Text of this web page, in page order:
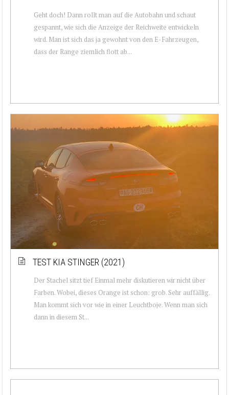
Geht doch! Dann rollt man auf die Autobahn und schaut
gespannt, wie sich die Anzeige der Reichweite entwickeln
wird. Man ist sich das ja gewohnt von den E-Fahrzeugen,
dass der Range ziemlich flott ab...
TEST KIA STINGER (2021)
Der Stachel sitzt tief Einmal mehr diskutieren wir nicht über
Farben. Wobei, dieses Orange ist schon: grob. Sehr auffällig.
Man kommt sich vor wie in einer Leuchtboje. Wenn man sich
dann in diesem St...